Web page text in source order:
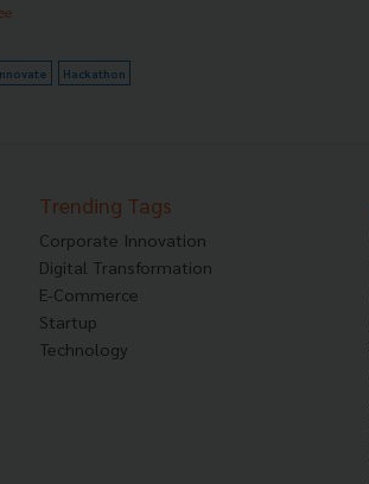
Hackathon
Trending Tags
Corporate Innovation
Digital Transformation
E-Commerce
Startup
Technology